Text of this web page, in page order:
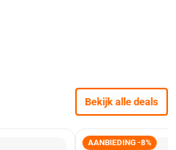
Bekijk alle deals
AANBIEDING -8%